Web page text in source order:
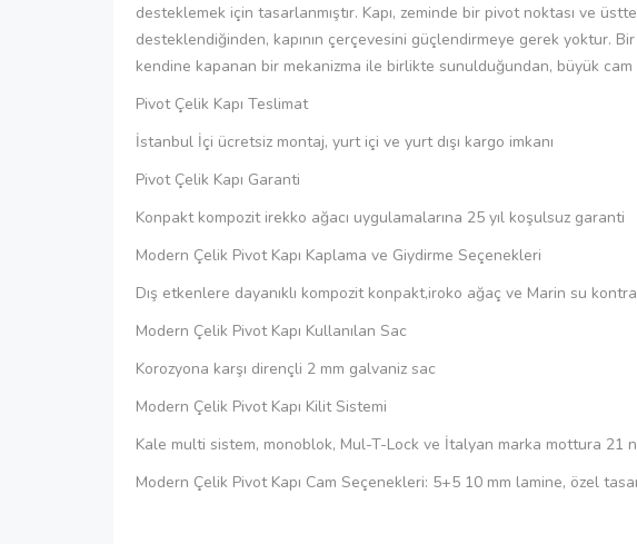
desteklemek için tasarlanmıştır. Kapı, zeminde bir pivot noktası ve
desteklendiğinden, kapının çerçevesini güçlendirmeye gerek yoktur.
kendine kapanan bir mekanizma ile birlikte sunulduğundan, büyük cam
Pivot Çelik Kapı Teslimat
İstanbul İçi ücretsiz montaj, yurt içi ve yurt dışı kargo imkanı
Pivot Çelik Kapı Garanti
Konpakt kompozit irekko ağacı uygulamalarına 25 yıl koşulsuz garanti
Modern Çelik Pivot Kapı Kaplama ve Giydirme Seçenekleri
Dış etkenlere dayanıklı kompozit konpakt,iroko ağaç ve Marin su
Modern Çelik Pivot Kapı Kullanılan Sac
Korozyona karşı dirençli 2 mm galvaniz sac
Modern Çelik Pivot Kapı Kilit Sistemi
Kale multi sistem, monoblok, Mul-T-Lock ve İtalyan marka mottura 21
Modern Çelik Pivot Kapı Cam Seçenekleri: 5+5 10 mm lamine, özel